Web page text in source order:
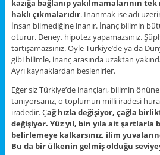
kazığa bağlanıp yakılmamalarının
haklı çıkmalarıdır. İnanmak ise adı
İnsan bilmediğine inanır. İnanç bilimin
oturur. Deney, hipotez yapamazsınız.
tartışamazsınız. Öyle Türkiye’de ya da
gibi bilimle, inanç arasında uzaktan
Ayrı kaynaklardan beslenirler.
Eğer siz Türkiye’de inançları, bilimin
tanıyorsanız, o toplumun milli iradesi
iradedir. Çağ hızla değişiyor, çağla
değişiyor. Yüz yıl, bin yıla ait şartlarla
belirlemeye kalkarsınız, ilim
Bu da bir ülkenin gelmiş olduğu